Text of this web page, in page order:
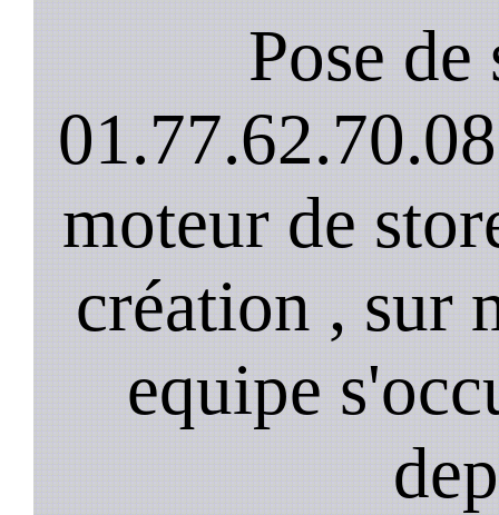
Pose de
moteur de
création , sur
equipe